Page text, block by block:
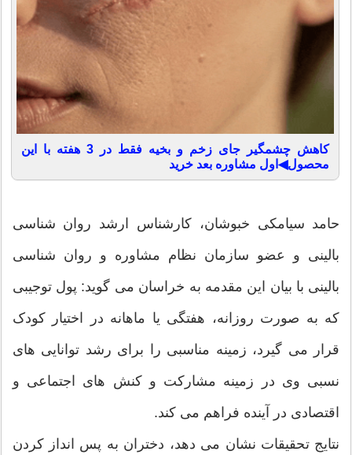
کاهش چشمگیر جای زخم و بخیه فقط در 3 هفته با این
محصول◀اول مشاوره بعد خرید
حامد سیامکی خبوشان، کارشناس ارشد روان شناسی
بالینی و عضو سازمان نظام مشاوره و روان شناسی
بالینی با بیان این مقدمه به خراسان می گوید: پول توجیبی
که به صورت روزانه، هفتگی یا ماهانه در اختیار کودک
قرار می گیرد، زمینه مناسبی را برای رشد توانایی های
نسبی وی در زمینه مشارکت و کنش های اجتماعی و
اقتصادی در آینده فراهم می کند.
نتایج تحقیقات نشان می دهد، دختران به پس انداز کردن